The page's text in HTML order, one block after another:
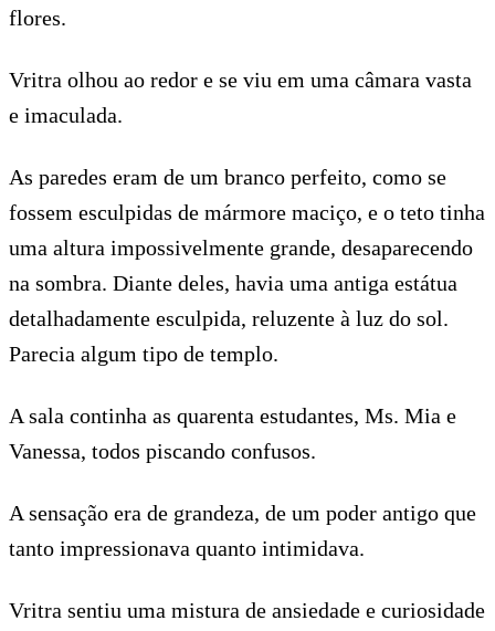
flores.
Vritra olhou ao redor e se viu em uma câmara vasta
e imaculada.
As paredes eram de um branco perfeito, como se
fossem esculpidas de mármore maciço, e o teto tinha
uma altura impossivelmente grande, desaparecendo
na sombra. Diante deles, havia uma antiga estátua
detalhadamente esculpida, reluzente à luz do sol.
Parecia algum tipo de templo.
A sala continha as quarenta estudantes, Ms. Mia e
Vanessa, todos piscando confusos.
A sensação era de grandeza, de um poder antigo que
tanto impressionava quanto intimidava.
Vritra sentiu uma mistura de ansiedade e curiosidade